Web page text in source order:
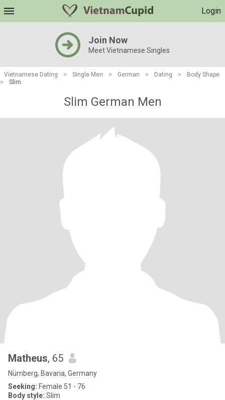
Login
Join Now
Meet Vietnamese Singles
Vietnamese Dating > Single Men > German > Dating >
Body Shape
>
Slim
Slim German Men
Matheus, 65
Nürnberg, Bavaria, Germany
Seeking: Female 51 - 76
Body style: Slim